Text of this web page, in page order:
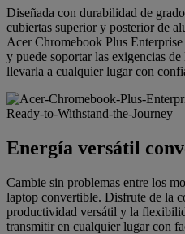
Diseñada con durabilidad de
cubiertas superior y posterior de
Acer Chromebook Plus
y puede soportar las exigencias
llevarla a cualquier lugar con
Energía versátil
Cambie sin problemas entre los
laptop convertible. Disfrute de la
productividad versátil y la
transmitir en cualquier lugar con